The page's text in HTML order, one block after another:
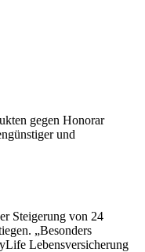
gegen Honorar
und
Steigerung von 24
„Besonders
Lebensversicherung